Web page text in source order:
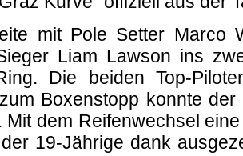
mit Pole Setter Marco
Liam Lawson ins
Die beiden Top-
Boxenstopp konnte
Mit dem Reifenwechsel
19-Jährige dank